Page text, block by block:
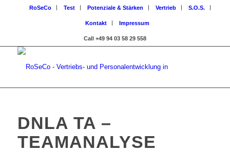
RoSeCo Test Potenziale & Stärken Vertrieb S.O.S.
Kontakt Impressum
Call +49 94 03 58 29 558
DNLA TA –
TEAMANALYSE